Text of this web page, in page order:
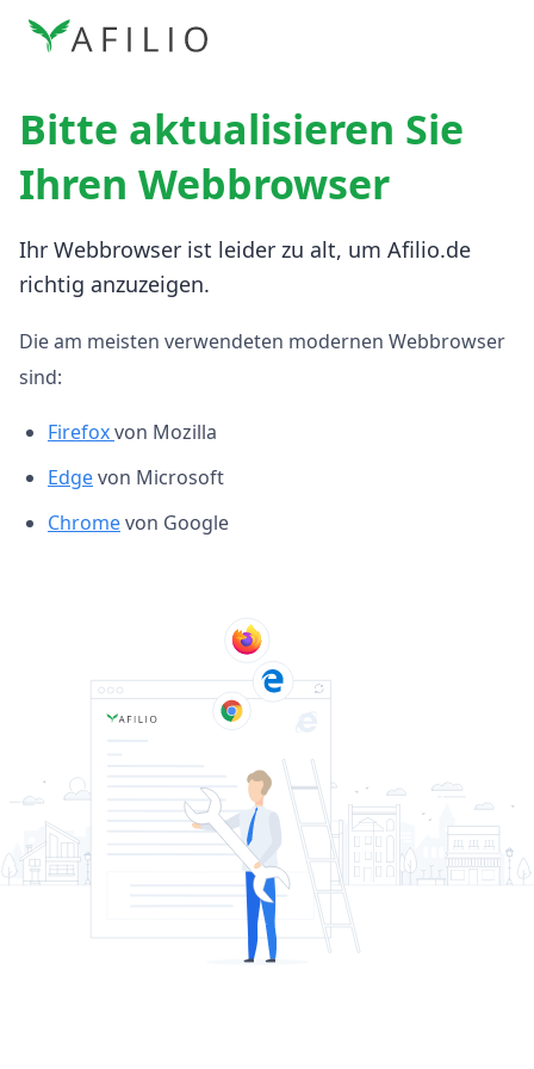
Bitte aktualisieren Sie
Ihren Webbrowser
Ihr Webbrowser ist leider zu alt, um Afilio.de
richtig anzuzeigen.
Die am meisten verwendeten modernen Webbrowser
sind:
Firefoxvon Mozilla
Edgevon Microsoft
Chromevon Google